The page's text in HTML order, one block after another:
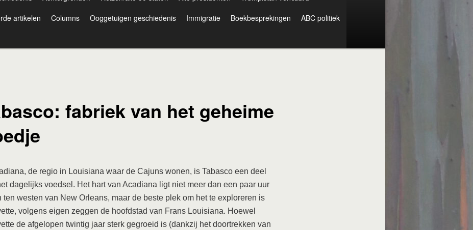
artikelen Columns Ooggetuigen geschiedenis Immigratie Boekbesprekingen
ABC politiek
fabriek van het geheime
de regio in Louisiana waar de Cajuns wonen, is Tabasco een deel
dagelijks voedsel. Het hart van Acadiana ligt niet meer dan een paar uur
ten westen van New Orleans, maar de beste plek om het te exploreren is
volgens eigen zeggen de hoofdstad van Frans Louisiana. Hoewel
de afgelopen twintig jaar sterk gegroeid is (dankzij het doortrekken van